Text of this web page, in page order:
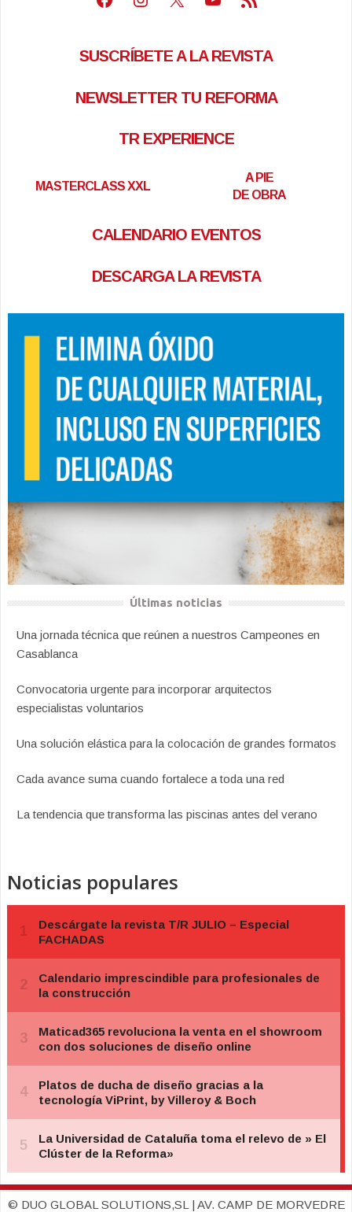
SUSCRÍBETE A LA REVISTA
NEWSLETTER TU REFORMA
TR EXPERIENCE
MASTERCLASS XXL
A PIE
DE OBRA
CALENDARIO EVENTOS
DESCARGA LA REVISTA
Últimas noticias
Una jornada técnica que reúnen a nuestros Campeones en
Casablanca
Convocatoria urgente para incorporar arquitectos
especialistas voluntarios
Una solución elástica para la colocación de grandes formatos
Cada avance suma cuando fortalece a toda una red
La tendencia que transforma las piscinas antes del verano
Noticias populares
© DUO GLOBAL SOLUTIONS,SL | AV. CAMP DE MORVEDRE